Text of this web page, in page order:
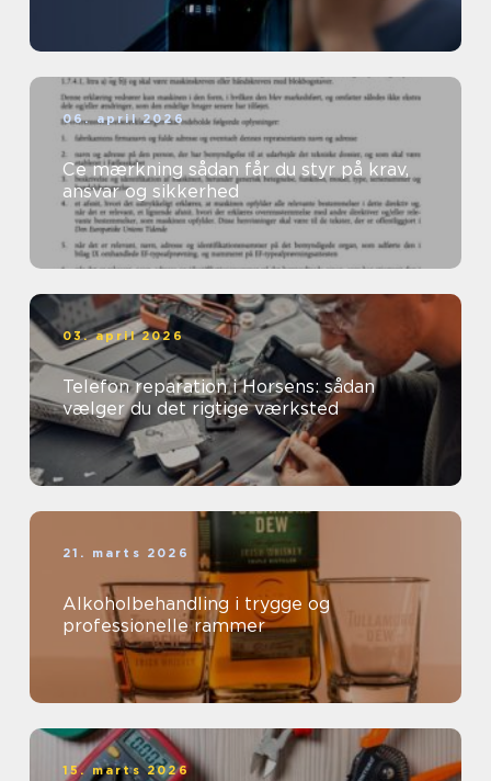
06. april 2026
Ce mærkning sådan får du styr på krav,
ansvar og sikkerhed
03. april 2026
Telefon reparation i Horsens: sådan
vælger du det rigtige værksted
21. marts 2026
Alkoholbehandling i trygge og
professionelle rammer
15. marts 2026